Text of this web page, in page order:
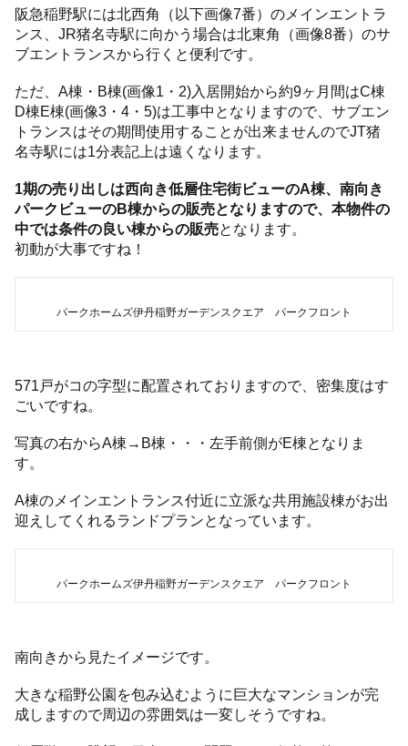
阪急稲野駅には北西角（以下画像7番）のメインエントラ
ンス、JR猪名寺駅に向かう場合は北東角（画像8番）のサ
ブエントランスから行くと便利です。
ただ、A棟・B棟(画像1・2)入居開始から約9ヶ月間はC棟
D棟E棟(画像3・4・5)は工事中となりますので、サブエン
トランスはその期間使用することが出来ませんのでJT猪
名寺駅には1分表記上は遠くなります。
1期の売り出しは西向き低層住宅街ビューのA棟、南向き
パークビューのB棟からの販売となりますので、本物件の
中では条件の良い棟からの販売となります。
初動が大事ですね！
パークホームズ伊丹稲野ガーデンスクエア パークフロント
571戸がコの字型に配置されておりますので、密集度はす
ごいですね。
写真の右からA棟→B棟・・・左手前側がE棟となりま
す。
A棟のメインエントランス付近に立派な共用施設棟がお出
迎えしてくれるランドプランとなっています。
パークホームズ伊丹稲野ガーデンスクエア パークフロント
南向きから見たイメージです。
大きな稲野公園を包み込むように巨大なマンションが完
成しますので周辺の雰囲気は一変しそうですね。